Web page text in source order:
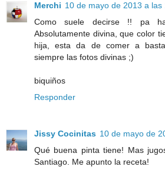
Merchi 10 de mayo de 2013 a las
Como suele decirse !! pa
Absolutamente divina, que color
hija, esta da de comer a
siempre las fotos divinas ;)
biquiños
Responder
Jissy Cocinitas 10 de mayo de
Qué buena pinta tiene! Mas
Santiago. Me apunto la receta!